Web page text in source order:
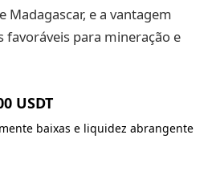
e a vantagem
favoráveis para mineração e
USDT
baixas e liquidez abrangente